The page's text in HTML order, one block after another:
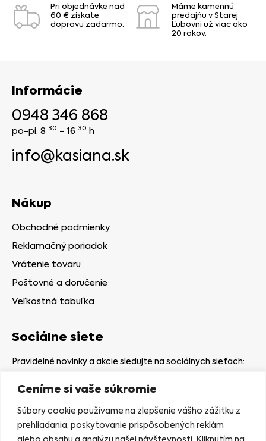
Ceníme si vaše súkromie
Súbory cookie používame na zlepšenie vášho zážitku z
prehliadania, poskytovanie prispôsobených reklám
Pri objednávke nad
60 € získate
dopravu zadarmo.
Máme kamennú
predajňu v Starej
Ľubovni už viac ako
20 rokov.
Informácie
0948 346 868
po-pi: 8 30 - 16 30 h
info@kasiana.sk
Nákup
Obchodné podmienky
Reklamačný poriadok
Vrátenie tovaru
Poštovné a doručenie
Veľkostná tabuľka
Sociálne siete
Pravidelné novinky a akcie sledujte na sociálnych sieťach: